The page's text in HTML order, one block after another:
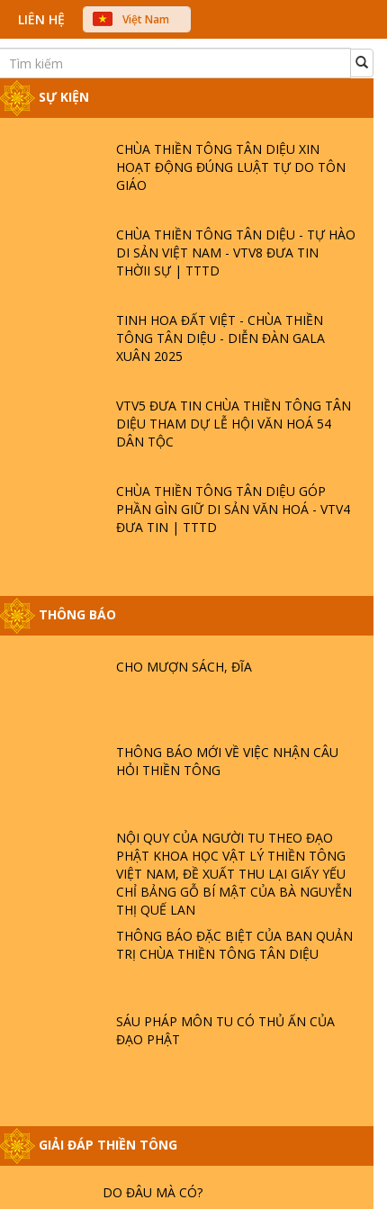
LIÊN HỆ
Việt Nam
中文
SỰ KIỆN
CHÙA THIỀN TÔNG TÂN DIỆU XIN
HOẠT ĐỘNG ĐÚNG LUẬT TỰ DO TÔN
GIÁO
CHÙA THIỀN TÔNG TÂN DIỆU - TỰ HÀO
DI SẢN VIỆT NAM - VTV8 ĐƯA TIN
THỜII SỰ | TTTD
TINH HOA ĐẤT VIỆT - CHÙA THIỀN
TÔNG TÂN DIỆU - DIỄN ĐÀN GALA
XUÂN 2025
VTV5 ĐƯA TIN CHÙA THIỀN TÔNG TÂN
DIỆU THAM DỰ LỄ HỘI VĂN HOÁ 54
DÂN TỘC
CHÙA THIỀN TÔNG TÂN DIỆU GÓP
PHẦN GÌN GIỮ DI SẢN VĂN HOÁ - VTV4
ĐƯA TIN | TTTD
THÔNG BÁO
CHO MƯỢN SÁCH, ĐĨA
THÔNG BÁO MỚI VỀ VIỆC NHẬN CÂU
HỎI THIỀN TÔNG
NỘI QUY CỦA NGƯỜI TU THEO ĐẠO
PHẬT KHOA HỌC VẬT LÝ THIỀN TÔNG
VIỆT NAM, ĐỀ XUẤT THU LẠI GIẤY YẾU
CHỈ BẢNG GỖ BÍ MẬT CỦA BÀ NGUYỄN
THỊ QUẾ LAN
THÔNG BÁO ĐẶC BIỆT CỦA BAN QUẢN
TRỊ CHÙA THIỀN TÔNG TÂN DIỆU
SÁU PHÁP MÔN TU CÓ THỦ ẤN CỦA
ĐẠO PHẬT
GIẢI ĐÁP THIỀN TÔNG
HỘI GÌ? TỬ VÌ ĐẠO
PHẬT GIỚI CÓ THỜI GIAN KHÔNG? |
TTTD
LÀ AI? QUỶ SA TĂNG? | TTTD
GIẢI ĐÁP THIỀN TÔNG ĐẶC BIỆT P22 - TẠI
SAO TRÁI ĐẤT NHIỀU THIÊN TAI - LŨ LỤT
GIẢI ĐÁP THIỀN TÔNG ĐẶC BIỆT PHẦN 20
- BÁC NGUYỄN NHÂN LÀ AI? PHIỀN NÃO